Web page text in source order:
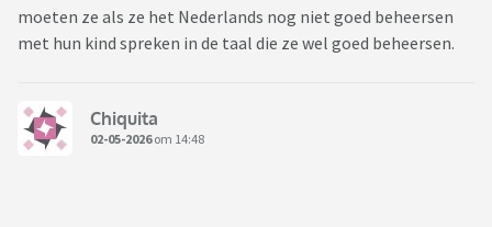
moeten ze als ze het Nederlands nog niet goed beheersen
met hun kind spreken in de taal die ze wel goed beheersen.
Chiquita
02-05-2026om 14:48